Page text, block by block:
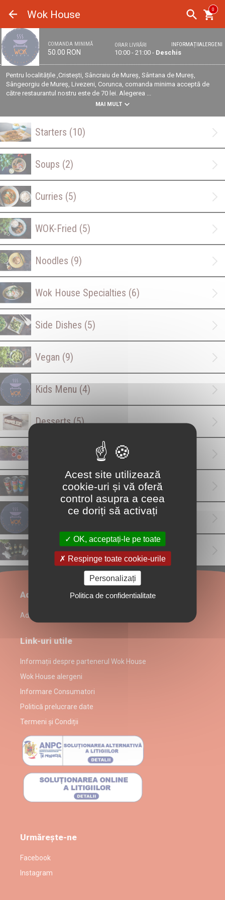
Wok House 0
COMANDA MINIMĂ
50.00 RON
INFORMAȚIIALERGENI
ORAR LIVRĂRI
10:00 - 21:00 - Deschis
Pentru localitățile ,Cristești, Sâncraiu de Mureș, Sântana de Mureș,
Sângeorgiu de Mureș, Livezeni, Corunca, comanda minima acceptă de
către restaurantul nostru este de 70 lei. Alegerea ...
MAI MULT
Starters (10)
Soups (2)
Curries (5)
WOK-Fried (5)
Noodles (9)
Wok House Specialties (6)
Side Dishes (5)
Vegan (9)
Kids Menu (4)
Desserts(5)
Special Asian drinks(1)
Răcoritoare | Soft drinks(1)
Bere | Beer(1)
Administrare restaurant
Admin Login
Link-uri utile
Informații despre partenerul Wok House
Wok House alergeni
Informare Consumatori
Politică prelucrare date
Termeni și Condiții
Urmărește-ne
Facebook
Instagram
Acest site utilizează
cookie-uri și vă oferă
control asupra a ceea
ce doriți să activați
OK, acceptați-le pe toate
Respinge toate cookie-urile
Personalizați
Politica de confidentialitate